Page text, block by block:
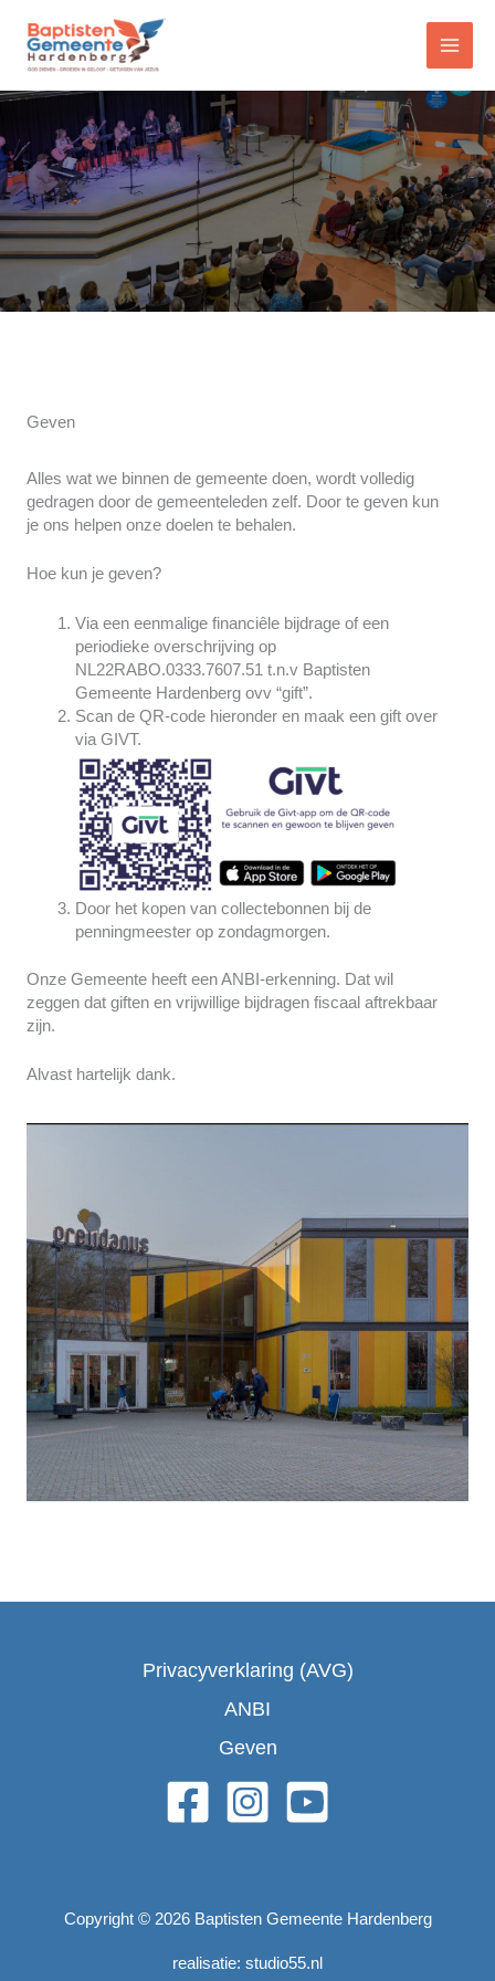
naar
Geven
Alles wat we binnen de gemeente doen, wordt volledig
gedragen door de gemeenteleden zelf. Door te geven kun
je ons helpen onze doelen te behalen.
Hoe kun je geven?
Via een eenmalige financiêle bijdrage of een
periodieke overschrijving op
NL22RABO.0333.7607.51 t.n.v Baptisten
Gemeente Hardenberg ovv “gift”.
Scan de QR-code hieronder en maak een gift over
via GIVT.
Door het kopen van collectebonnen bij de
penningmeester op zondagmorgen.
Onze Gemeente heeft een ANBI-erkenning. Dat wil
zeggen dat giften en vrijwillige bijdragen fiscaal aftrekbaar
zijn.
Alvast hartelijk dank.
Privacyverklaring (AVG)
ANBI
Geven
Copyright © 2026 Baptisten Gemeente Hardenberg
realisatie: studio55.nl